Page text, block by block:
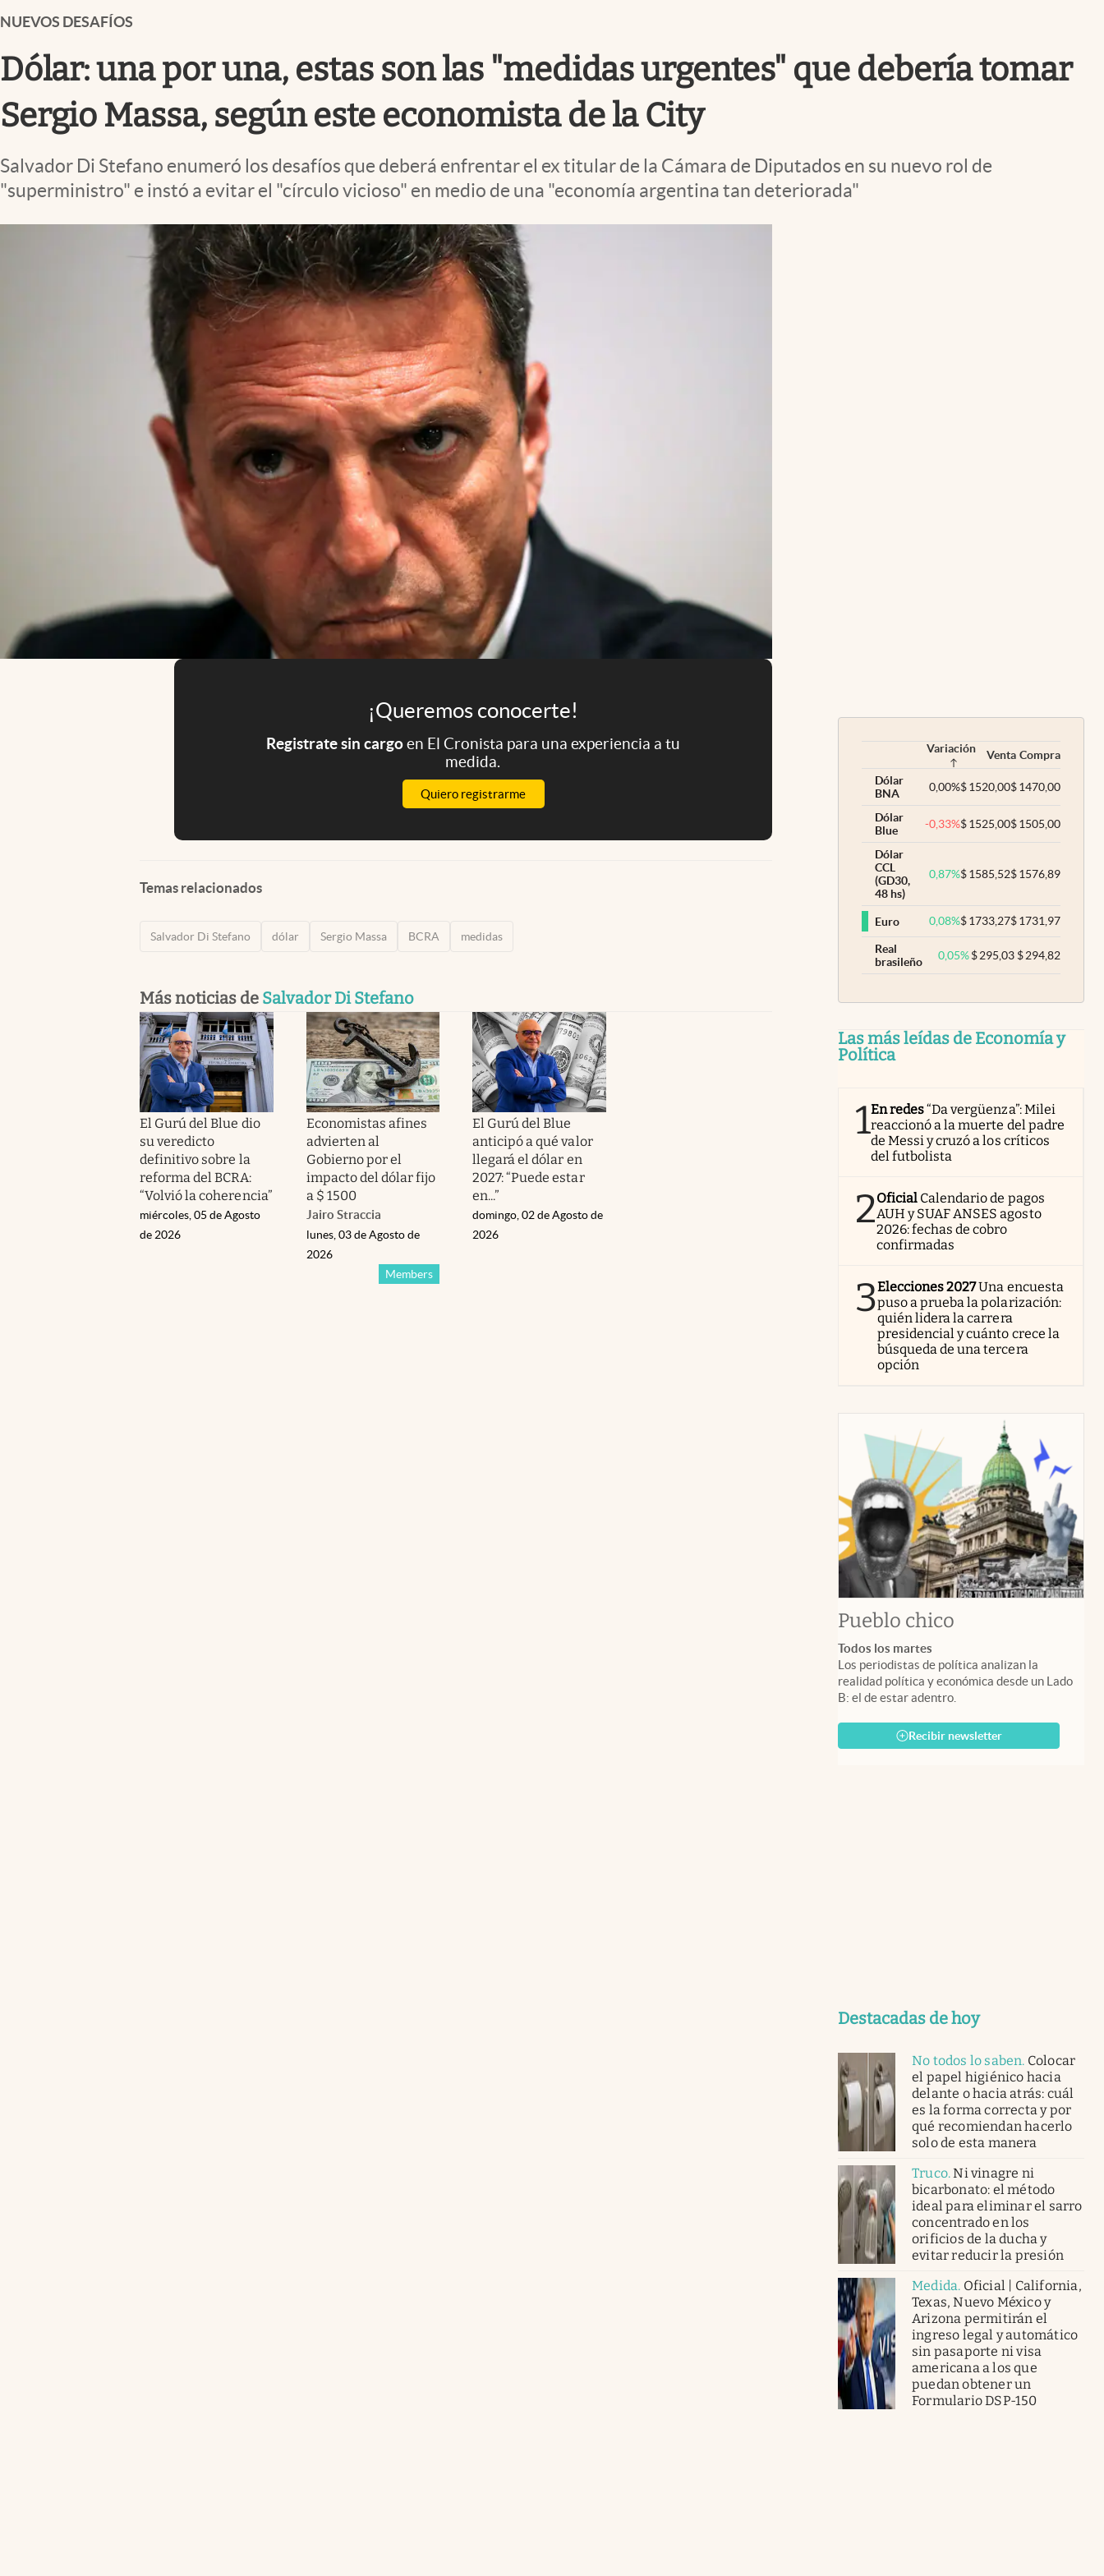
Clima
Mundial 2026
Eventos Corporativos
El Cronista Studio
Mediakit
abre en nueva pestaña
NUEVOS DESAFÍOS
Dólar: una por una, estas son las "medidas urgentes" que debería tomar
Sergio Massa, según este economista de la City
Salvador Di Stefano enumeró los desafíos que deberá enfrentar el ex titular de la Cámara de Diputados en su nuevo rol de
"superministro" e instó a evitar el "círculo vicioso" en medio de una "economía argentina tan deteriorada"
¡Queremos conocerte!
Registrate sin cargoen El Cronista para una experiencia a tu
medida.
Quiero registrarme
Temas relacionados
Salvador Di Stefano dólar Sergio Massa BCRA medidas
Más noticias de Salvador Di Stefano
El Gurú del Blue dio
su veredicto
definitivo sobre la
reforma del BCRA:
“Volvió la coherencia”
miércoles, 05 de Agosto
de 2026
Economistas afines
advierten al
Gobierno por el
impacto del dólar fijo
a $ 1500
Jairo Straccia
Members
lunes, 03 de Agosto de
2026
El Gurú del Blue
anticipó a qué valor
llegará el dólar en
2027: “Puede estar
en...”
domingo, 02 de Agosto de
2026
Variación Venta Compra
Dólar
BNA
0,00%$1520,00$1470,00
Dólar
Blue
-0,33%$1525,00$1505,00
Dólar
CCL
(GD30,
48 hs)
0,87%$1585,52$1576,89
Euro 0,08%$1733,27$1731,97
Real
brasileño
0,05% $295,03 $294,82
Las más leídas de Economía y
Política
1En redes“Da vergüenza”: Milei
reaccionó a la muerte del padre
de Messi y cruzó a los críticos
del futbolista
2Oficial Calendario de pagos
AUH y SUAF ANSES agosto
2026: fechas de cobro
confirmadas
3Elecciones 2027Una encuesta
puso a prueba la polarización:
quién lidera la carrera
presidencial y cuánto crece la
búsqueda de una tercera
opción
Pueblo chico
Todos los martes
Los periodistas de política analizan la
realidad política y económica desde un Lado
B: el de estar adentro.
Recibir newsletter
Destacadas de hoy
No todos lo saben. Colocar
el papel higiénico hacia
delante o hacia atrás: cuál
es la forma correcta y por
qué recomiendan hacerlo
solo de esta manera
Truco.Ni vinagre ni
bicarbonato: el método
ideal para eliminar el sarro
concentrado en los
orificios de la ducha y
evitar reducir la presión
Medida. Oficial | California,
Texas, Nuevo México y
Arizona permitirán el
ingreso legal y automático
sin pasaporte ni visa
americana a los que
puedan obtener un
Formulario DSP-150